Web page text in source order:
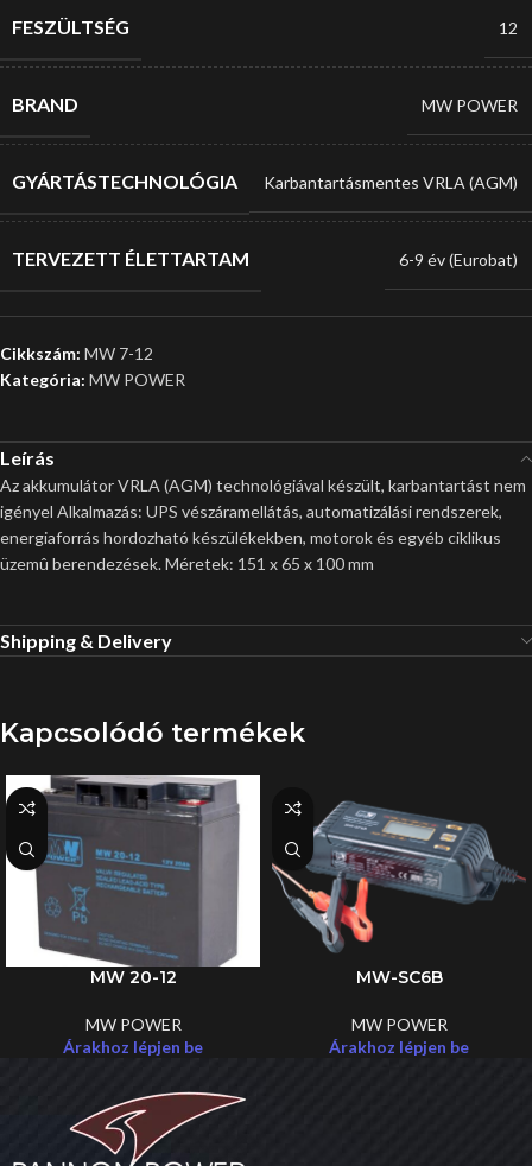
FESZÜLTSÉG 12
BRAND MW POWER
GYÁRTÁSTECHNOLÓGIA Karbantartásmentes VRLA (AGM)
TERVEZETT ÉLETTARTAM 6-9 év (Eurobat)
Cikkszám: MW 7-12
Kategória: MW POWER
Leírás
Az akkumulátor VRLA (AGM) technológiával készült, karbantartást nem
igényel Alkalmazás: UPS vészáramellátás, automatizálási rendszerek,
energiaforrás hordozható készülékekben, motorok és egyéb ciklikus
üzemû berendezések. Méretek: 151 x 65 x 100 mm
Shipping & Delivery
Kapcsolódó termékek
MW 20-12
MW POWER
Árakhoz lépjen be
MW-SC6B
MW POWER
Árakhoz lépjen be